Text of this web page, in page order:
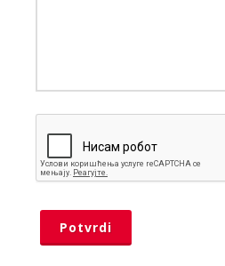
Potvrdi